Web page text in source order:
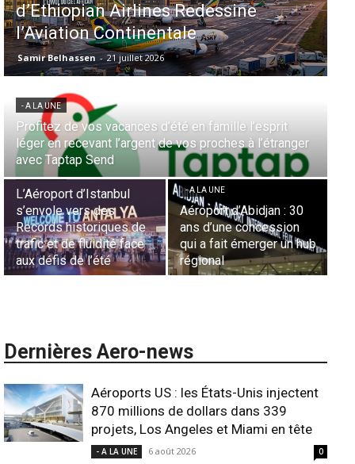
dans 339 projets, Los Angeles et
Miami en tête
Samir Belhassen - 6 août 2026
- A LA UNE
Aérien & Stratégie : Comment Royal Air Maroc fait de
la diaspora européenne le moteur de son hub de
Casablanca
- A LA UNE
Sécurité des frontières
aériennes en Afrique :
L’appel urgent à
l’harmonisation globale
- A LA UNE
Nominations : Sadri
Essid à la tête de la
Représentation d’Air
France en Tunisie et
Lionel Rault aux
commandes de la région
ANSCO
Dernières Aero-news
Aéroports US : les États-Unis injectent
870 millions de dollars dans 339
projets, Los Angeles et Miami en tête
- A LA UNE 6 août 2026 0